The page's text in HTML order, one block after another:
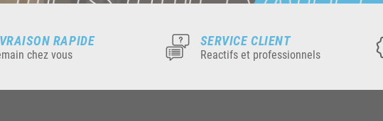
RAPIDE
chez vous
SERVICE CLIENT
Reactifs et professionnels